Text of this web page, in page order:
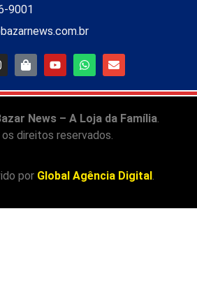
9001
News – A Loja da Família.
direitos reservados.
por Global Agência Digital.